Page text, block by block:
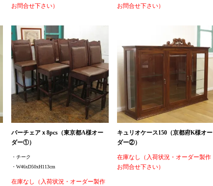
お問合せ下さい）
お問合せ下さい）
バーチェアｘ8pcs（東京都A様オー
ダー①）
・チーク
・W46xD50xH113cm
在庫なし（入荷状況・オーダー製作
キュリオケース150（京都府K様オー
ダー②）
在庫なし（入荷状況・オーダー製作
お問合せ下さい）